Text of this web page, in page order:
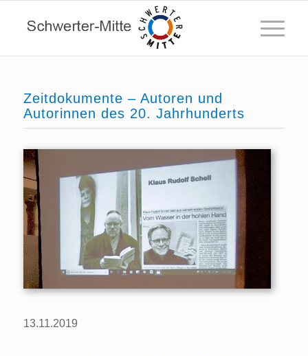
Zeitdokumente – Autoren und
Autorinnen des 20. Jahrhunderts
13.11.2019